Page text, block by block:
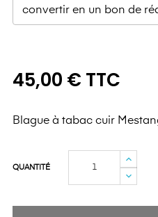
convertir en un bon de
45,00 € TTC
Blague à tabac cuir
QUANTITÉ